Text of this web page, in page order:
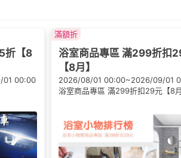
折【8
01 00:00
滿額折
浴室商品專區 滿299折扣
【8月】
2026/08/01 00:00~2026/09/01
浴室商品專區 滿299折扣29元【8月